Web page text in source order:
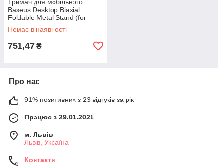
Тримач для мобiльного
Baseus Desktop Biaxial
Foldable Metal Stand (for
Phones) Grey
Немає в наявності
751,47 ₴
Про нас
91% позитивних з 23 відгуків за рік
Працює з 29.01.2021
м. Львів
Львів, Україна
Контакти